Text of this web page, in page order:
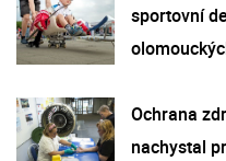
sportovní
Ochrana
nachystal